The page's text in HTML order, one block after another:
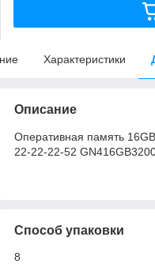
Характеристики
Описание
Оперативная память
22-22-22-52
Способ упаковки
8